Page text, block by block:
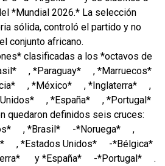
*Mundial 2026.* La selección
sólida, controló el partido y no
conjunto africano.
clasificadas a los *octavos de
, *Paraguay*
, *Marruecos*
, *México* , *Inglaterra*
,
, *España*
, *Portugal*
quedaron definidos seis cruces:
, *Brasil* -*Noruega*
,
, *Estados Unidos*
-*Bélgica*
y *España* -*Portugal*
.